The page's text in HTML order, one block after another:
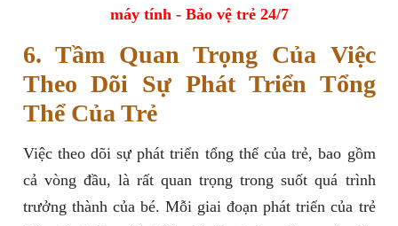
máy tính - Bảo vệ trẻ 24/7
6. Tầm Quan Trọng Của Việc
Theo Dõi Sự Phát Triển Tổng
Thể Của Trẻ
Việc theo dõi sự phát triển tổng thể của trẻ, bao gồm
cả vòng đầu, là rất quan trọng trong suốt quá trình
trưởng thành của bé. Mỗi giai đoạn phát triển của trẻ